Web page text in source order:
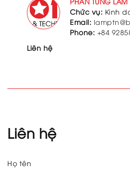
Chức vụ: Kinh
Email:
Phone: +84
Liên hệ
Liên hệ
Họ tên